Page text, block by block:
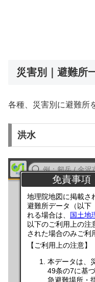
災害別｜避難所
各種、災害別に避難所
洪水